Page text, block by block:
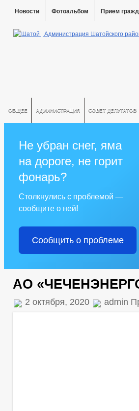
Новости Фотоальбом Прием
ОБЩЕЕ АДМИНИСТРАЦИЯ СОВЕТ ДЕПУТАТОВ
Не убран снег, яма
на дороге, не горит
фонарь?
Столкнулись с проблемой —
сообщите о ней!
Сообщить о проблеме
АО
2 октября, 2020 admin